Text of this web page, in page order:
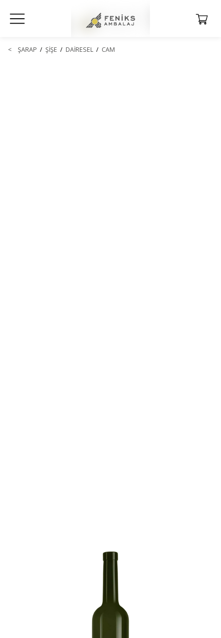
< ŞARAP / ŞİŞE / DAİRESEL / CAM